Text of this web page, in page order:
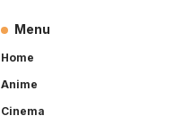
Menu
Home
Anime
Cinema